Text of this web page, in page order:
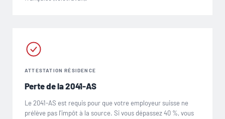
ATTESTATION RÉSIDENCE
Perte de la 2041-AS
Le 2041-AS est requis pour que votre employeur suisse ne
prélève pas l'impôt à la source. Si vous dépassez 40 %, vous